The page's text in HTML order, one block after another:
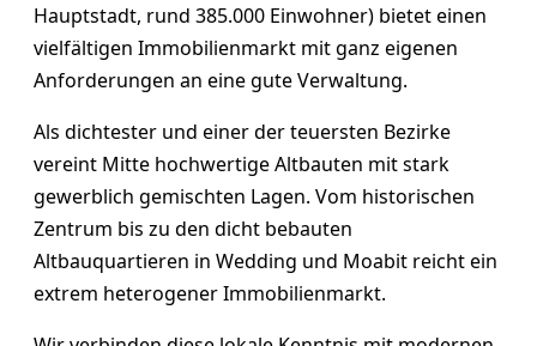
Hauptstadt, rund 385.000 Einwohner) bietet einen
vielfältigen Immobilienmarkt mit ganz eigenen
Anforderungen an eine gute Verwaltung.
Als dichtester und einer der teuersten Bezirke
vereint Mitte hochwertige Altbauten mit stark
gewerblich gemischten Lagen. Vom historischen
Zentrum bis zu den dicht bebauten
Altbauquartieren in Wedding und Moabit reicht ein
extrem heterogener Immobilienmarkt.